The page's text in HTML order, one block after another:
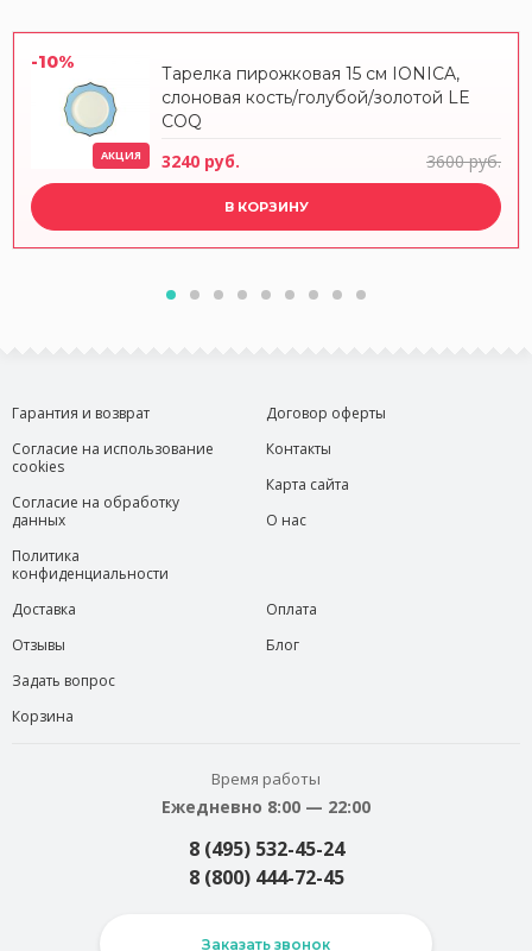
-10%
АКЦИЯ
Тарелка пирожковая 15 см IONICA,
слоновая кость/голубой/золотой LE
COQ
3240 руб. 3600 руб.
В КОРЗИНУ
Гарантия и возврат
Согласие на использование
cookies
Согласие на обработку
данных
Политика
конфиденциальности
Договор оферты
Контакты
Карта сайта
О нас
Доставка
Отзывы
Задать вопрос
Корзина
Оплата
Блог
Время работы
Ежедневно 8:00 — 22:00
8 (495) 532-45-24
8 (800) 444-72-45
Заказать звонок